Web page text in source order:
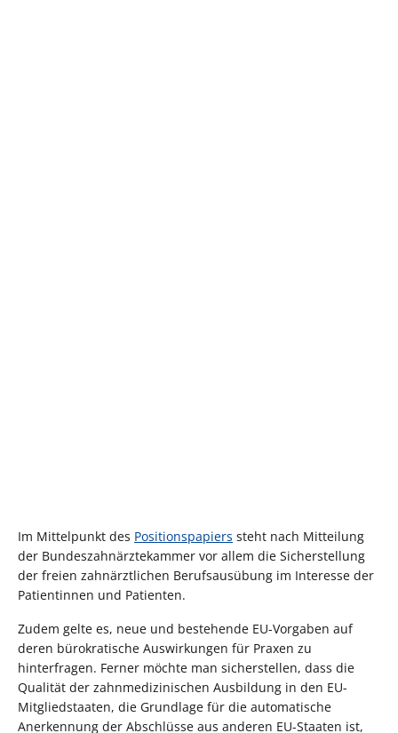
Im Mittelpunkt des Positionspapiers steht nach Mitteilung
der Bundeszahnärztekammer vor allem die Sicherstellung
der freien zahnärztlichen Berufsausübung im Interesse der
Patientinnen und Patienten.
Zudem gelte es, neue und bestehende EU-Vorgaben auf
deren bürokratische Auswirkungen für Praxen zu
hinterfragen. Ferner möchte man sicherstellen, dass die
Qualität der zahnmedizinischen Ausbildung in den EU-
Mitgliedstaaten, die Grundlage für die automatische
Anerkennung der Abschlüsse aus anderen EU-Staaten ist,